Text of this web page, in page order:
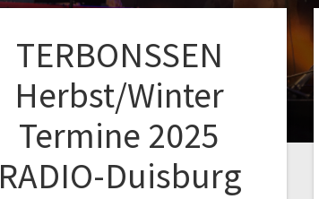
TERBONSSEN
Herbst/Winter
Termine 2025
RADIO-Duisburg